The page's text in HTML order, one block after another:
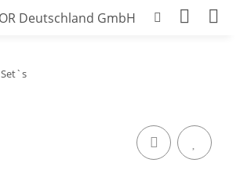
Set`s